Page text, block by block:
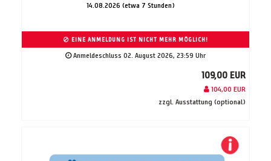
14.08.2026 (etwa 7 Stunden)
EINE ANMELDUNG IST NICHT MEHR MÖGLICH!
Anmeldeschluss 02. August 2026, 23:59 Uhr
109,00 EUR
104,00 EUR
zzgl. Ausstattung (optional)